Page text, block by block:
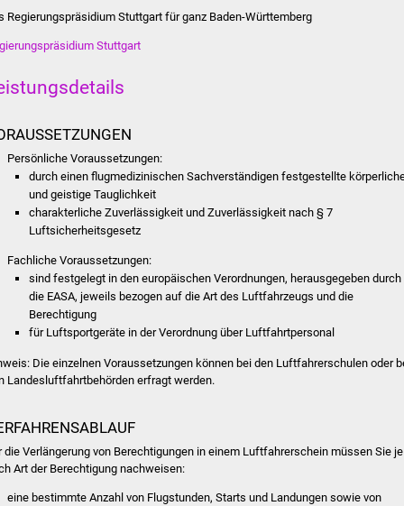
Regierungspräsidium Stuttgart für ganz Baden-Württemberg
Stuttgart
Persönliche Voraussetzungen:
durch einen flugmedizinischen Sachverständigen festgestellte
und geistige Tauglichkeit
charakterliche Zuverlässigkeit und Zuverlässigkeit nach § 7
Luftsicherheitsgesetz
Fachliche Voraussetzungen:
sind festgelegt in den europäischen Verordnungen, herausgegeben durch
die EASA, jeweils bezogen auf die Art des Luftfahrzeugs und die
Berechtigung
für Luftsportgeräte in der Verordnung über Luftfahrtpersonal
Die einzelnen Voraussetzungen können bei den Luftfahrerschulen oder
Landesluftfahrtbehörden erfragt werden.
die Verlängerung von Berechtigungen in einem Luftfahrerschein müssen Sie je
Art der Berechtigung nachweisen:
eine bestimmte Anzahl von Flugstunden, Starts und Landungen sowie von